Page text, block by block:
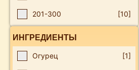
201-300 [10]
ИНГРЕДИЕНТЫ
Οгурец [1]